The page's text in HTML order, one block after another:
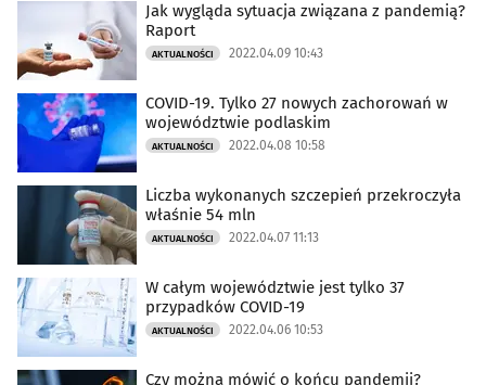
Jak wygląda sytuacja związana z pandemią?
Raport
AKTUALNOŚCI 2022.04.09 10:43
COVID-19. Tylko 27 nowych zachorowań w
województwie podlaskim
AKTUALNOŚCI 2022.04.08 10:58
Liczba wykonanych szczepień przekroczyła
właśnie 54 mln
AKTUALNOŚCI 2022.04.07 11:13
W całym województwie jest tylko 37
przypadków COVID-19
AKTUALNOŚCI 2022.04.06 10:53
Czy można mówić o końcu pandemii?